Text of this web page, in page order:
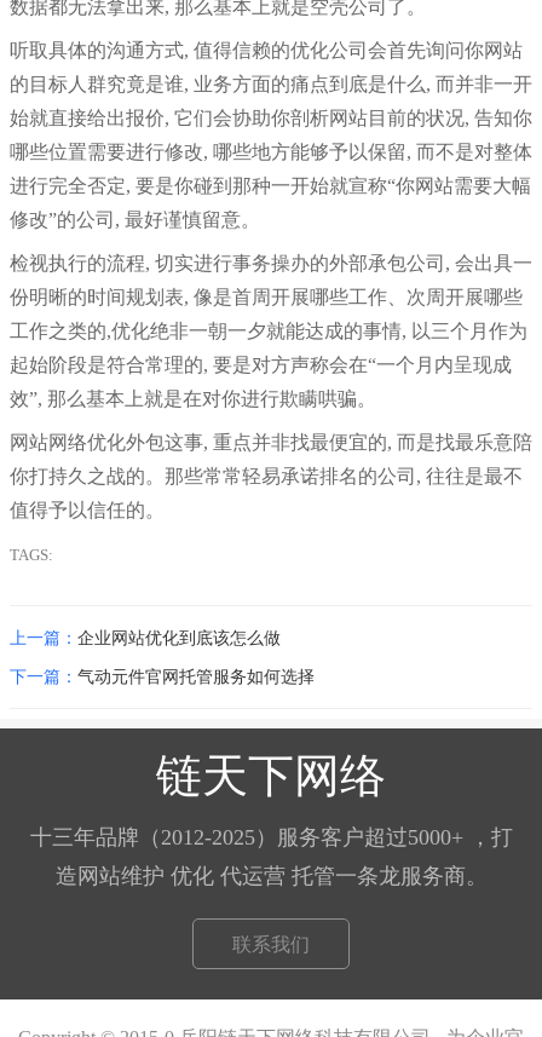
数据都无法拿出来, 那么基本上就是空壳公司了。
听取具体的沟通方式, 值得信赖的优化公司会首先询问你网站
的目标人群究竟是谁, 业务方面的痛点到底是什么, 而并非一开
始就直接给出报价, 它们会协助你剖析网站目前的状况, 告知你
哪些位置需要进行修改, 哪些地方能够予以保留, 而不是对整体
进行完全否定, 要是你碰到那种一开始就宣称“你网站需要大幅
修改”的公司, 最好谨慎留意。
检视执行的流程, 切实进行事务操办的外部承包公司, 会出具一
份明晰的时间规划表, 像是首周开展哪些工作、次周开展哪些
工作之类的,优化绝非一朝一夕就能达成的事情, 以三个月作为
起始阶段是符合常理的, 要是对方声称会在“一个月内呈现成
效”, 那么基本上就是在对你进行欺瞒哄骗。
网站网络优化外包这事, 重点并非找最便宜的, 而是找最乐意陪
你打持久之战的。那些常常轻易承诺排名的公司, 往往是最不
值得予以信任的。
TAGS:
上一篇： 企业网站优化到底该怎么做
下一篇： 气动元件官网托管服务如何选择
链天下网络
十三年品牌（2012-2025）服务客户超过5000+ ，打
造网站维护 优化 代运营 托管一条龙服务商。
联系我们